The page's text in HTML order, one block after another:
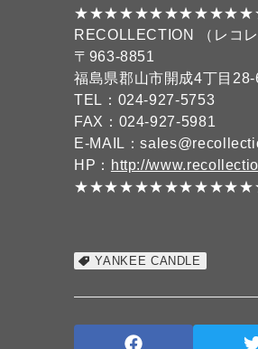
RECOLLECTION （レコレ
〒963-8851
福島県郡山市開成4丁目28-
TEL：024-927-5753
FAX：024-927-5981
E-MAIL：
HP： http://
YANKEE CANDLE